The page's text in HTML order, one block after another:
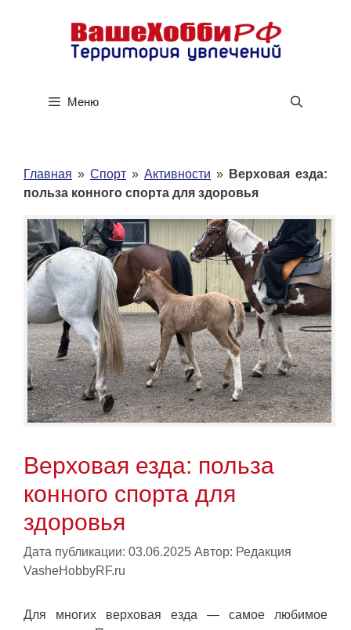
содержимому
Меню
Главная » Спорт » Активности » Верховая езда:
польза конного спорта для здоровья
Верховая езда: польза
конного спорта для
здоровья
Дата публикации: 03.06.2025 Автор: Редакция
VasheHobbyRF.ru
Для многих верховая езда — самое любимое